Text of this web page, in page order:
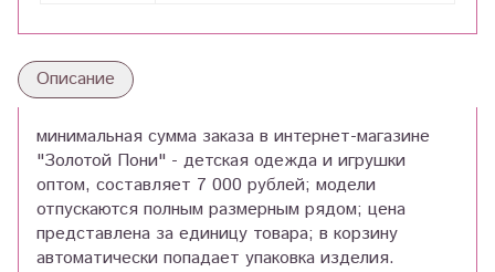
Описание
минимальная сумма заказа в интернет-магазине
"Золотой Пони" - детская одежда и игрушки
оптом, составляет 7 000 рублей; модели
отпускаются полным размерным рядом; цена
представлена за единицу товара; в корзину
автоматически попадает упаковка изделия.